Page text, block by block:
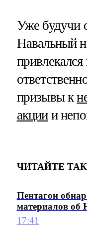
Уже будучи
Навальный
призывы к
акциии
ЧИТАЙТЕ
Пентагон
материалов
17:41